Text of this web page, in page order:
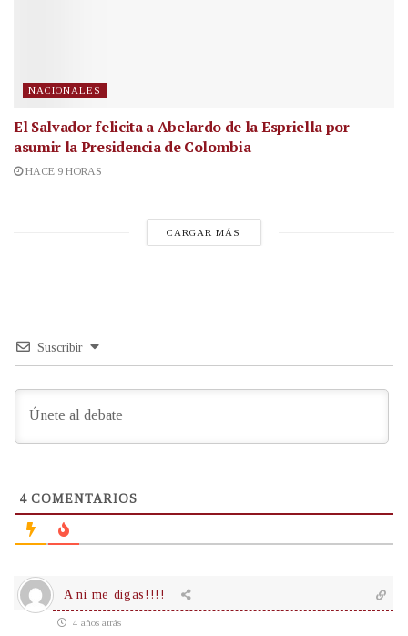
NACIONALES
El Salvador felicita a Abelardo de la Espriella por
asumir la Presidencia de Colombia
HACE 9 HORAS
CARGAR MÁS
Suscribir
4COMENTARIOS
A ni me digas!!!!
4 años atrás